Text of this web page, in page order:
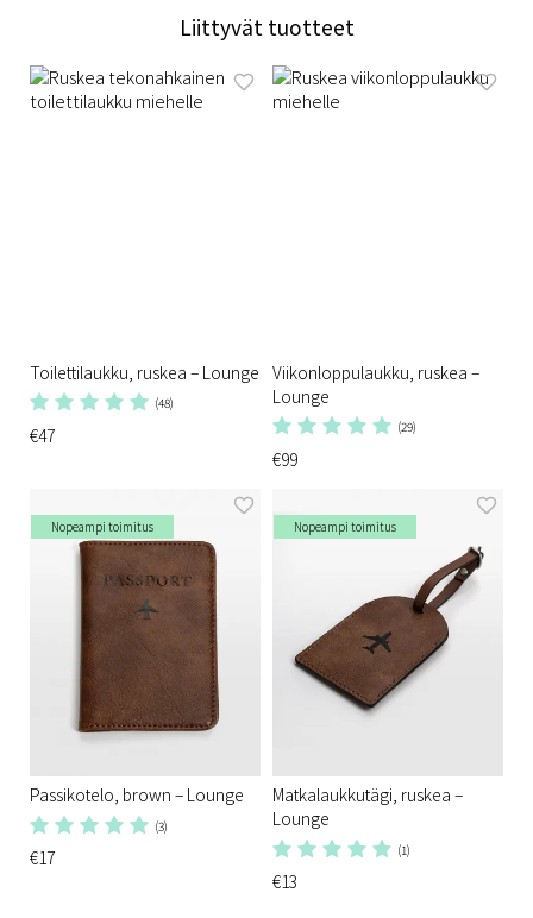
Liittyvät tuotteet
Toilettilaukku, ruskea – Lounge
(48)
€47
Viikonloppulaukku, ruskea –
Lounge
(29)
€99
Nopeampi toimitus
Passikotelo, brown – Lounge
(3)
€17
Nopeampi toimitus
Matkalaukkutägi, ruskea –
Lounge
(1)
€13